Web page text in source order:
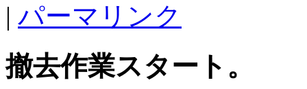
| パーマリンク
撤去作業スタート。